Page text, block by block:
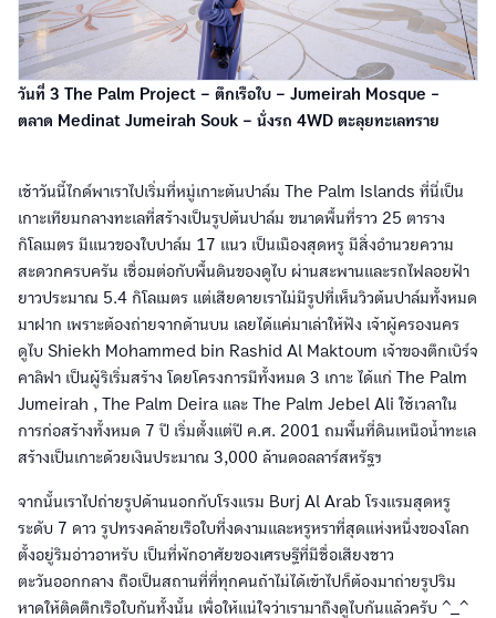
วันที่ 3 The Palm Project – ตึกเรือใบ – Jumeirah Mosque -
ตลาด Medinat Jumeirah Souk – นั่งรถ 4WD ตะลุยทะเลทราย
เช้าวันนี้ไกด์พาเราไปเริ่มที่หมู่เกาะต้นปาล์ม The Palm Islands ที่นี่เป็น
เกาะเทียมกลางทะเลที่สร้างเป็นรูปต้นปาล์ม ขนาดพื้นที่ราว 25 ตาราง
กิโลเมตร มีแนวของใบปาล์ม 17 แนว เป็นเมืองสุดหรู มีสิ่งอำนวยความ
สะดวกครบครัน เชื่อมต่อกับพื้นดินของดูไบ ผ่านสะพานและรถไฟลอยฟ้า
ยาวประมาณ 5.4 กิโลเมตร แต่เสียดายเราไม่มีรูปที่เห็นวิวต้นปาล์มทั้งหมด
มาฝาก เพราะต้องถ่ายจากด้านบน เลยได้แค่มาเล่าให้ฟัง เจ้าผู้ครองนคร
ดูไบ Shiekh Mohammed bin Rashid Al Maktoum เจ้าของตึกเบิร์จ
คาลิฟา เป็นผู้ริเริ่มสร้าง โดยโครงการมีทั้งหมด 3 เกาะ ได้แก่ The Palm
Jumeirah , The Palm Deira และ The Palm Jebel Ali ใช้เวลาใน
การก่อสร้างทั้งหมด 7 ปี เริ่มตั้งแต่ปี ค.ศ. 2001 ถมพื้นที่ดินเหนือน้ำทะเล
สร้างเป็นเกาะด้วยเงินประมาณ 3,000 ล้านดอลลาร์สหรัฐฯ
จากนั้นเราไปถ่ายรูปด้านนอกกับโรงแรม Burj Al Arab โรงแรมสุดหรู
ระดับ 7 ดาว รูปทรงคล้ายเรือใบที่งดงามและหรูหราที่สุดแห่งหนึ่งของโลก
ตั้งอยู่ริมอ่าวอาหรับ เป็นที่พักอาศัยของเศรษฐีที่มีชื่อเสียงชาว
ตะวันออกกลาง ถือเป็นสถานที่ที่ทุกคนถ้าไม่ได้เข้าไปก็ต้องมาถ่ายรูปริม
หาดให้ติดตึกเรือใบกันทั้งนั้น เพื่อให้แน่ใจว่าเรามาถึงดูไบกันแล้วครับ ^_^